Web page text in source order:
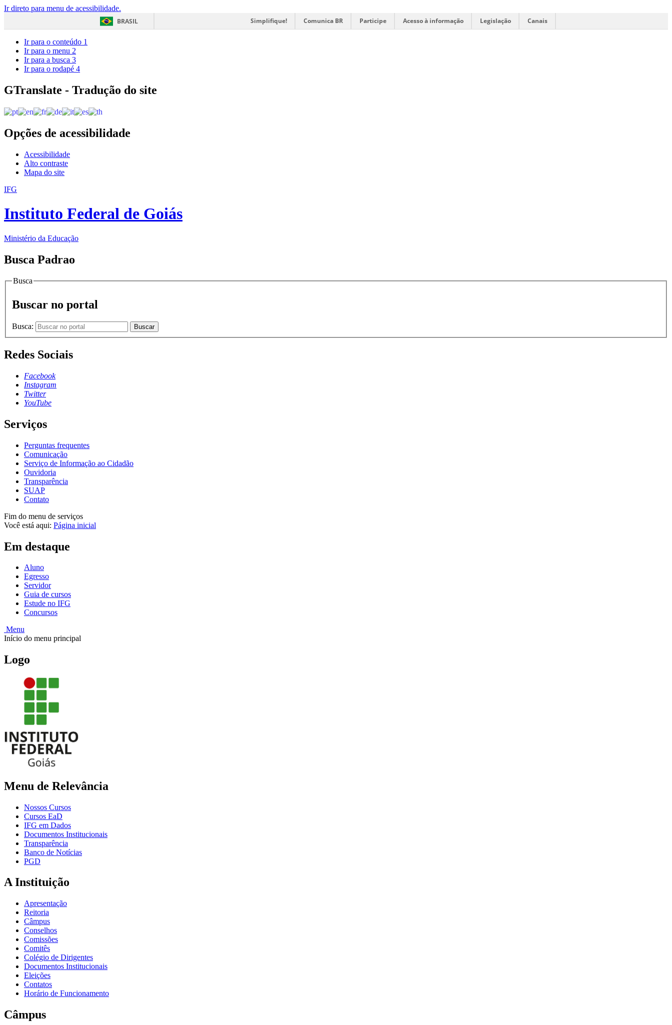
Ir direto para menu de acessibilidade.
BRASIL
Simplifique! Comunica BR Participe Acesso à informação Legislação Canais
Ir para o conteúdo 1
Ir para o menu 2
Ir para a busca 3
Ir para o rodapé 4
GTranslate - Tradução do site
Opções de acessibilidade
Acessibilidade
Alto contraste
Mapa do site
IFG
Instituto Federal de Goiás
Ministério da Educação
Busca Padrao
Busca
Buscar no portal
Busca: Buscar
Redes Sociais
Facebook
Instagram
Twitter
YouTube
Serviços
Perguntas frequentes
Comunicação
Serviço de Informação ao Cidadão
Ouvidoria
Transparência
SUAP
Contato
Fim do menu de serviços
Você está aqui: Página inicial
Em destaque
Aluno
Egresso
Servidor
Guia de cursos
Estude no IFG
Concursos
Menu
Início do menu principal
Logo
Menu de Relevância
Nossos Cursos
Cursos EaD
IFG em Dados
Documentos Institucionais
Transparência
Banco de Notícias
PGD
A Instituição
Apresentação
Reitoria
Câmpus
Conselhos
Comissões
Comitês
Colégio de Dirigentes
Documentos Institucionais
Eleições
Contatos
Horário de Funcionamento
Câmpus